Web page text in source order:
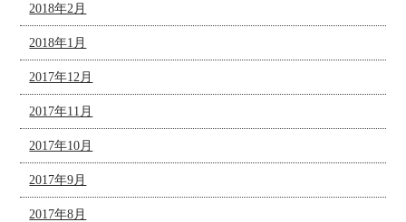
2018年2月
2018年1月
2017年12月
2017年11月
2017年10月
2017年9月
2017年8月